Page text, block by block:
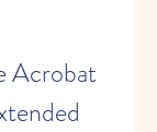
Acrobat